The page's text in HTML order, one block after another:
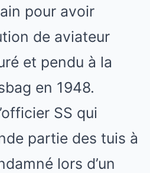
pour avoir
de aviateur
et pendu à la
en 1948.
SS qui
partie des tuis à
lors d’un